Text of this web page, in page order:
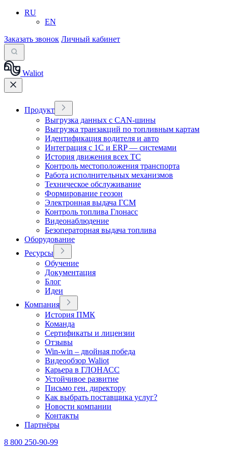
RU
EN
Заказать звонок Личный кабинет
Waliot
Продукт
Выгрузка данных с CAN-шины
Выгрузка транзакций по топливным картам
Идентификация водителя и авто
Интеграция с 1С и ERP — системами
История движения всех ТС
Контроль местоположения транспорта
Работа исполнительных механизмов
Техническое обслуживание
Формирование геозон
Электронная выдача ГСМ
Контроль топлива Глонасс
Видеонаблюдение
Безоператорная выдача топлива
Оборудование
Ресурсы
Обучение
Документация
Блог
Идеи
Компания
История ПМК
Команда
Сертификаты и лицензии
Отзывы
Win-win – двойная победа
Видеообзор Waliot
Карьера в ГЛОНАСС
Устойчивое развитие
Письмо ген. директору
Как выбрать поставщика услуг?
Новости компании
Контакты
Партнёры
8 800 250-90-99